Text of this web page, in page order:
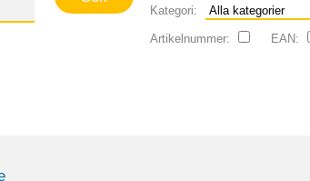
Kategori:
Artikelnummer: EAN: